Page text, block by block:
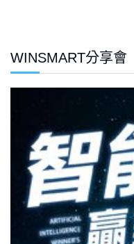
WINSMART分享會